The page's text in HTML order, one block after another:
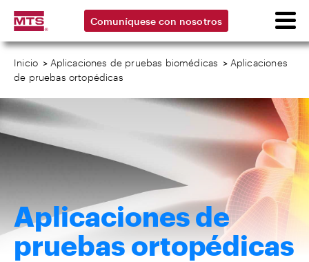
Comuníquese con nosotros
Inicio > Aplicaciones de pruebas biomédicas > Aplicaciones
de pruebas ortopédicas
Aplicaciones de
pruebas ortopédicas